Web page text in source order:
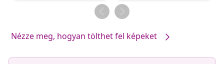
Nézze meg, hogyan tölthet fel képeket